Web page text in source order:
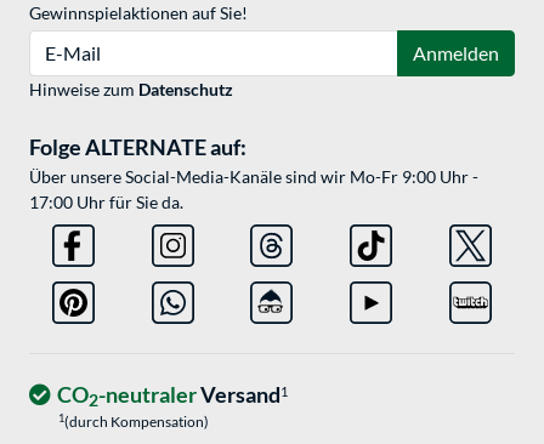
Gewinnspielaktionen auf Sie!
Anmelden
Hinweise zum Datenschutz
Folge ALTERNATE auf:
Über unsere Social-Media-Kanäle sind wir Mo-Fr 9:00 Uhr -
17:00 Uhr für Sie da.
CO2-neutralerVersand1
1(durch Kompensation)